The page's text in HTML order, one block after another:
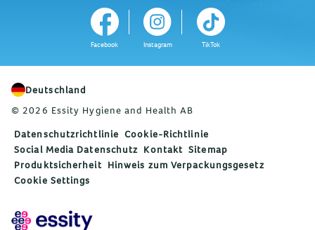
Facebook Instagram TikTok
Deutschland
© 2026 Essity Hygiene and Health AB
Datenschutzrichtlinie Cookie-Richtlinie
Social Media Datenschutz Kontakt Sitemap
Produktsicherheit Hinweis zum Verpackungsgesetz
Cookie Settings